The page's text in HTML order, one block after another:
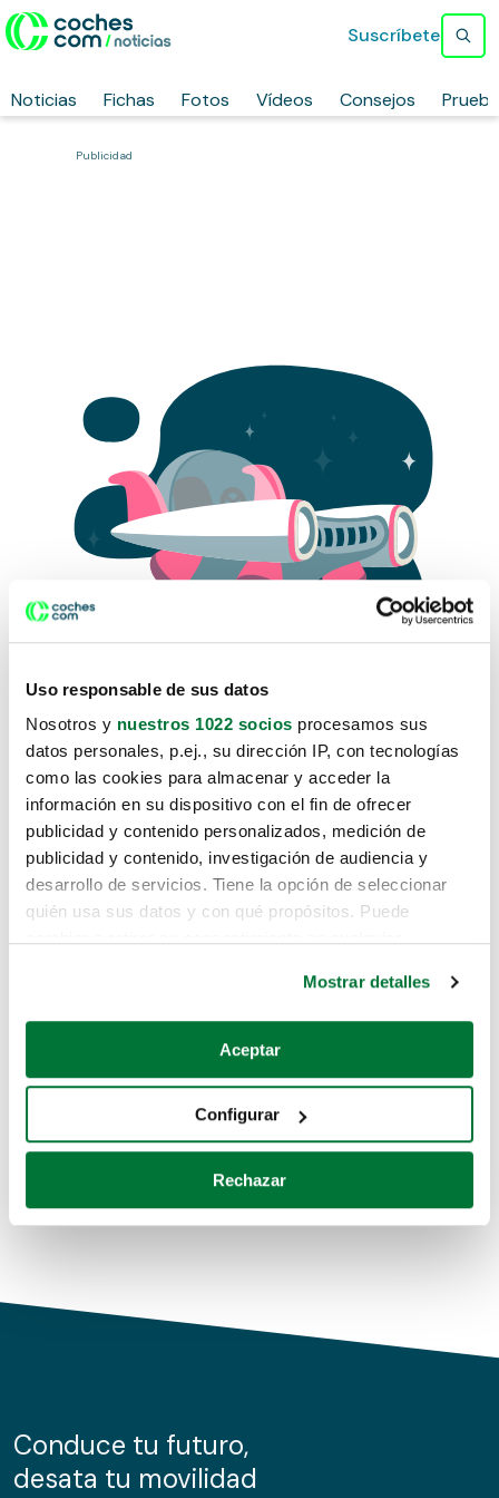
Uso responsable de sus datos
Nosotros y nuestros 1022 socios procesamos sus
datos personales, p.ej., su dirección IP, con tecnologías
como las cookies para almacenar y acceder la
información en su dispositivo con el fin de ofrecer
publicidad y contenido personalizados, medición de
publicidad y contenido, investigación de audiencia y
desarrollo de servicios. Tiene la opción de seleccionar
quién usa sus datos y con qué propósitos. Puede
Si lo permite, también quisiéramos:
Recopilar información sobre su ubicación geográfica
Identificar su dispositivo analizándolo activamente
para buscar características específicas (huellas
Obtenga más información sobre cómo se procesan sus
de cookies.
información sobre el uso que haga del sitio web con
nuestros partners de redes sociales, publicidad y análisis
Mostrar detalles
Aceptar
Configurar
Rechazar
Noticias Fichas Fotos Vídeos Consejos
Suscríbete
Publicidad
Lo sentimos, no sabemos como
te hemos traido hasta aquí.
Pero puedes encontrar el coche que estás
buscando en alguno de estos enlaces:
Coches de segunda mano
Coches de km0
Conduce tu futuro,
desata tu movilidad